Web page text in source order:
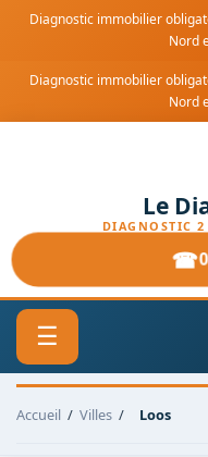
Diagnostic immobilier
Nord
Diagnostic immobilier
Nord
Le
DIAGNOSTIC 2
☰
Accueil / Villes / Loos